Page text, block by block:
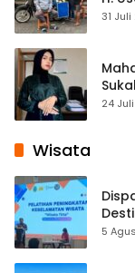
31
24
Wisata
5